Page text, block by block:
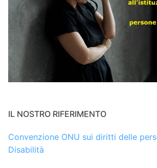
IL NOSTRO RIFERIMENTO
Convenzione ONU sui diritti delle
Disabilità